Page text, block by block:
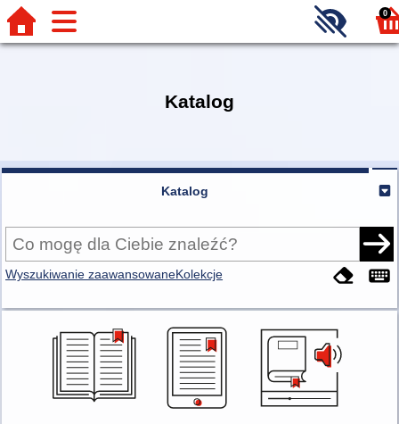
0
Katalog
Katalog
Wyszukiwanie zaawansowaneKolekcje